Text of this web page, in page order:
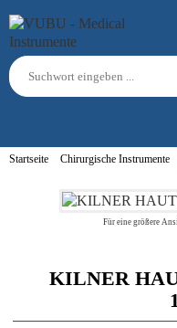
Startseite Chirurgische Instrumente
Für eine größere
KILNER